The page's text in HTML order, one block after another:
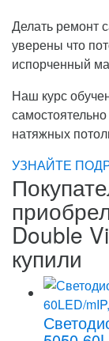
Делать ремонт
уверены что
испорченный
Наш курс
натяжных
УЗНАЙТЕ
Double
купили